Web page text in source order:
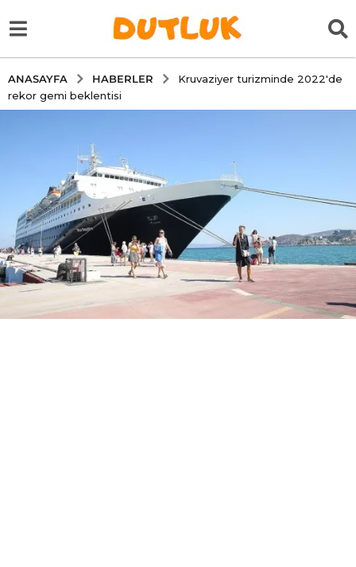
ANASAYFA HABERLER
Kruvaziyer turizminde 2022'de
rekor gemi beklentisi